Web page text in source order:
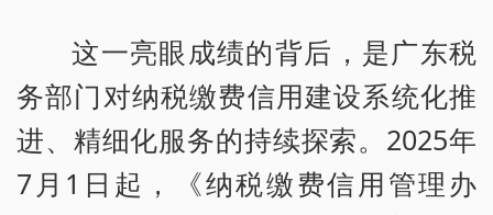
这一亮眼成绩的背后，是广东税
务部门对纳税缴费信用建设系统化推
进、精细化服务的持续探索。2025年
7月1日起，《纳税缴费信用管理办